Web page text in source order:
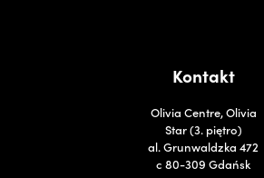
Kontakt
Olivia Centre, Olivia
Star (3. piętro)
al. Grunwaldzka 472
c 80-309 Gdańsk